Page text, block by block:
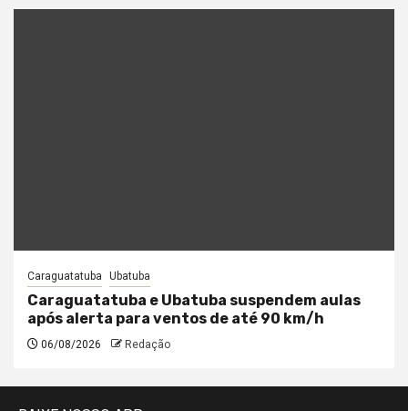
Caraguatatuba Ubatuba
Caraguatatuba e Ubatuba suspendem aulas
após alerta para ventos de até 90 km/h
06/08/2026 Redação